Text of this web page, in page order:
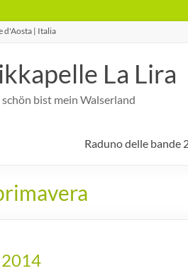
d'Aosta | Italia
La Lira
bist mein Walserland
Raduno delle bande
2014